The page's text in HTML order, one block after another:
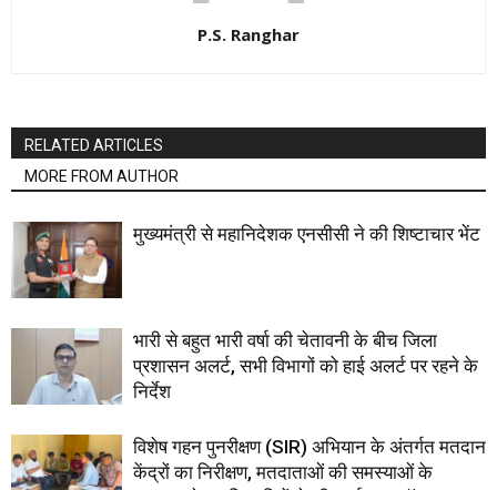
P.S. Ranghar
RELATED ARTICLES
MORE FROM AUTHOR
मुख्यमंत्री से महानिदेशक एनसीसी ने की शिष्टाचार भेंट
भारी से बहुत भारी वर्षा की चेतावनी के बीच जिला
प्रशासन अलर्ट, सभी विभागों को हाई अलर्ट पर रहने के
निर्देश
विशेष गहन पुनरीक्षण (SIR) अभियान के अंतर्गत मतदान
केंद्रों का निरीक्षण, मतदाताओं की समस्याओं के